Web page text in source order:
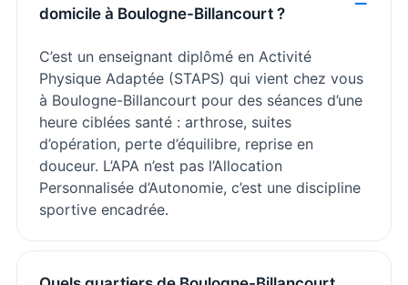
domicile à Boulogne-Billancourt ?
C’est un enseignant diplômé en Activité
Physique Adaptée (STAPS) qui vient chez vous
à Boulogne-Billancourt pour des séances d’une
heure ciblées santé : arthrose, suites
d’opération, perte d’équilibre, reprise en
douceur. L’APA n’est pas l’Allocation
Personnalisée d’Autonomie, c’est une discipline
sportive encadrée.